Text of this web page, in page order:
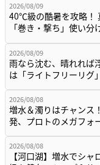
2026/08/09
40℃級の酷暑を攻略！
「巻き・撃ち」使い
2026/08/09
雨なら沈む、晴れれば
は「ライトフリーリグ
2026/08/08
増水＆濁りはチャンス
発、プロトのメガフォ
2026/08/08
【河口湖】増水でシ